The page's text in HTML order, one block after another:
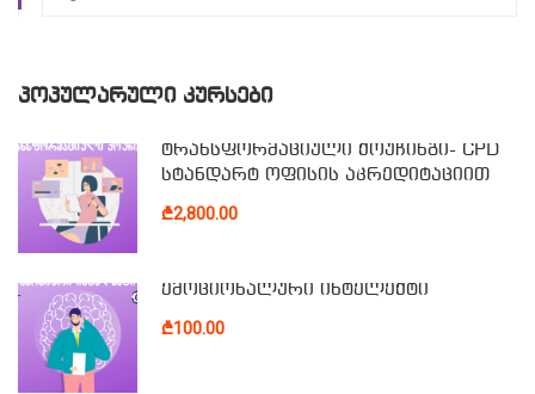
ᲞᲝᲞᲣᲚᲐᲠᲣᲚᲘ ᲙᲣᲠᲡᲔᲑᲘ
ტრანსფორმაციული ქოუჩინგი- CPD
სტანდარტ ოფისის აკრედიტაციით
₾2,800.00
ემოციონალური ინტელექტი
₾100.00